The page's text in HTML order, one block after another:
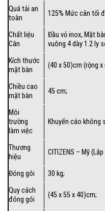
Quá tải an
toàn
125% Mức cân tối
Chất liệu
Cân
Đầu vỏ inox, Mặt
vuông 4 dày 1.2 ly
Kích thước
mặt bàn
(40 x 50)cm (rộng x
Chiều cao
mặt bàn
45 cm;
Môi
trường
làm việc
Khuyến cáo
Thương
hiệu
CITIZENS – Mỹ
Đóng gói
30 kg;
Quy cách
đóng gói
(45 x 55 x 40)cm;